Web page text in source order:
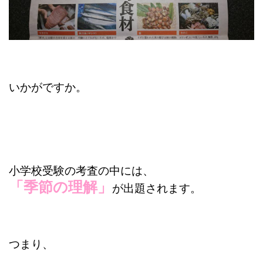
いかがですか。
小学校受験の考査の中には、
「季節の理解」 が出題されます。
つまり、